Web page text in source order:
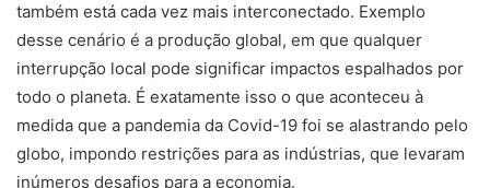
também está cada vez mais interconectado. Exemplo
desse cenário é a produção global, em que qualquer
interrupção local pode significar impactos espalhados por
todo o planeta. É exatamente isso o que aconteceu à
medida que a pandemia da Covid-19 foi se alastrando pelo
globo, impondo restrições para as indústrias, que levaram
inúmeros desafios para a economia.